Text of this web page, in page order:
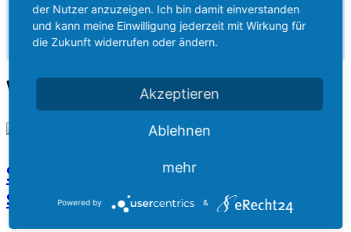
Walks
Stray gleams steal into the inner
sanctuary
der Nutzer anzuzeigen. Ich bin damit einverstanden
und kann meine Einwilligung jederzeit mit Wirkung für
die Zukunft widerrufen oder ändern.
Akzeptieren
Ablehnen
mehr
Powered by &